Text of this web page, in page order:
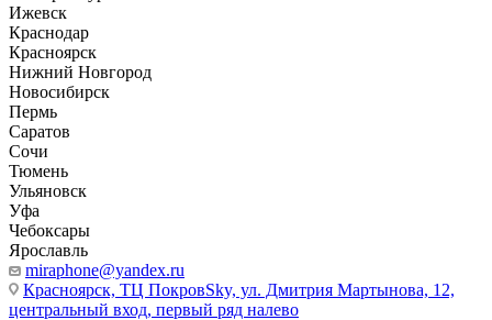
Ижевск
Краснодар
Красноярск
Нижний Новгород
Новосибирск
Пермь
Саратов
Сочи
Тюмень
Ульяновск
Уфа
Чебоксары
Ярославль
miraphone@yandex.ru
Красноярск, ТЦ ПокровSky, ул. Дмитрия Мартынова, 12,
центральный вход, первый ряд налево